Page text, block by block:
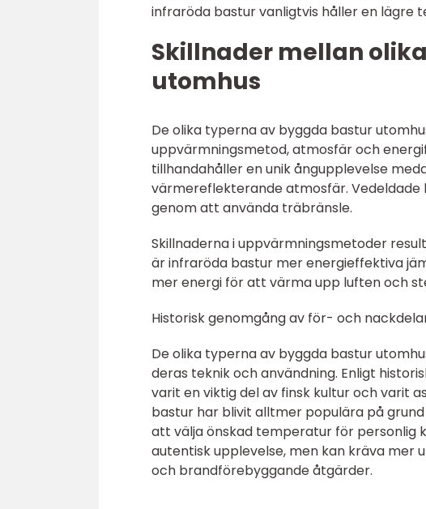
infraröda bastur vanligtvis håller en lägre
Skillnader mellan
utomhus
De olika typerna av byggda bastur
uppvärmningsmetod, atmosfär och
tillhandahåller en unik ångupplevelse
värmereflekterande atmosfär. Vedeldade
genom att använda träbränsle.
Skillnaderna i uppvärmningsmetoder
är infraröda bastur mer energieffektiva
mer energi för att värma upp luften och
Historisk genomgång av för- och
De olika typerna av byggda bastur
deras teknik och användning. Enligt
varit en viktig del av finsk kultur och varit
bastur har blivit alltmer populära på
att välja önskad temperatur för personlig
autentisk upplevelse, men kan kräva
och brandförebyggande åtgärder.